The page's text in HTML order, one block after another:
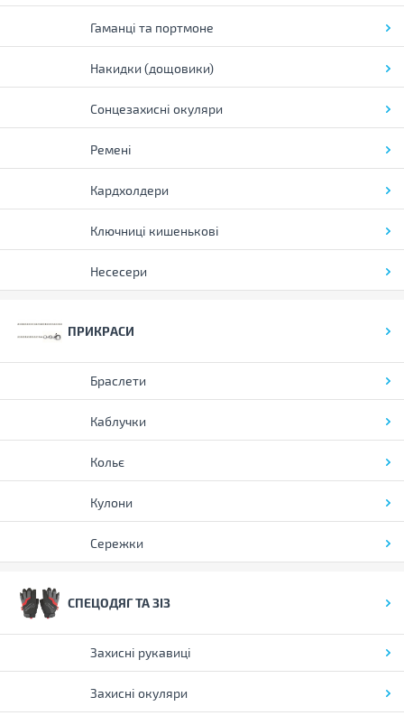
Гаманці та портмоне
Накидки (дощовики)
Сонцезахисні окуляри
Ремені
Кардхолдери
Ключниці кишенькові
Несесери
ПРИКРАСИ
Браслети
Каблучки
Кольє
Кулони
Сережки
СПЕЦОДЯГ ТА ЗІЗ
Захисні рукавиці
Захисні окуляри